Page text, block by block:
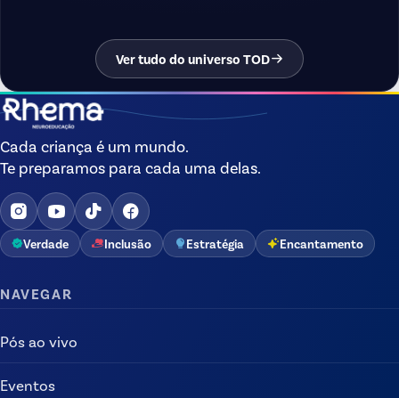
Ver tudo do universo TOD
Cada criança é um mundo.
Te preparamos para cada uma delas.
Verdade Inclusão Estratégia Encantamento
NAVEGAR
Pós ao vivo
Eventos